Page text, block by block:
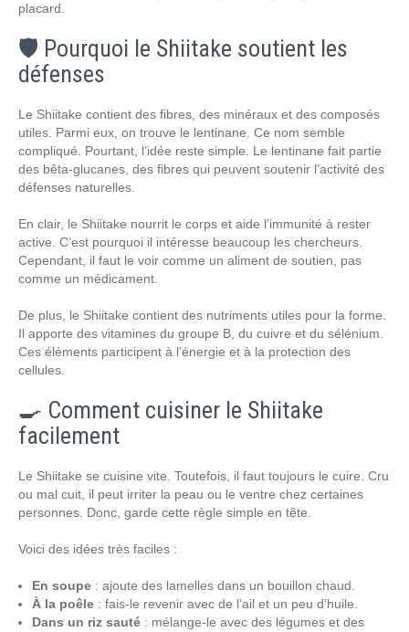
placard.
🛡️ Pourquoi le Shiitake soutient les
défenses
Le Shiitake contient des fibres, des minéraux et des composés
utiles. Parmi eux, on trouve le lentinane. Ce nom semble
compliqué. Pourtant, l’idée reste simple. Le lentinane fait partie
des bêta-glucanes, des fibres qui peuvent soutenir l’activité des
défenses naturelles.
En clair, le Shiitake nourrit le corps et aide l’immunité à rester
active. C’est pourquoi il intéresse beaucoup les chercheurs.
Cependant, il faut le voir comme un aliment de soutien, pas
comme un médicament.
De plus, le Shiitake contient des nutriments utiles pour la forme.
Il apporte des vitamines du groupe B, du cuivre et du sélénium.
Ces éléments participent à l’énergie et à la protection des
cellules.
🍳 Comment cuisiner le Shiitake
facilement
Le Shiitake se cuisine vite. Toutefois, il faut toujours le cuire. Cru
ou mal cuit, il peut irriter la peau ou le ventre chez certaines
personnes. Donc, garde cette règle simple en tête.
Voici des idées très faciles :
En soupe : ajoute des lamelles dans un bouillon chaud.
À la poêle : fais-le revenir avec de l’ail et un peu d’huile.
Dans un riz sauté : mélange-le avec des légumes et des